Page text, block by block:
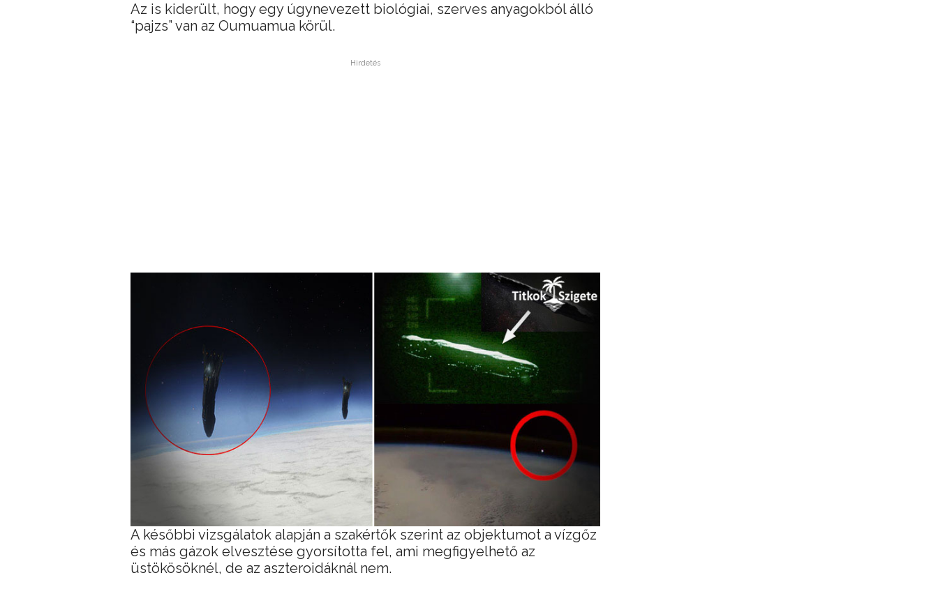
Az is kiderült, hogy egy úgynevezett biológiai, szerves anyagokból álló
“pajzs” van az Oumuamua körül.
Hirdetés
A későbbi vizsgálatok alapján a szakértők szerint az objektumot a vízgőz
és más gázok elvesztése gyorsította fel, ami megfigyelhető az
üstökösöknél, de az aszteroidáknál nem.